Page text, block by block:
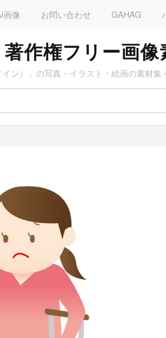
画像 お問い合わせ GAHAG
作権フリー画像
ン）」の写真・イラスト・絵画の素材集